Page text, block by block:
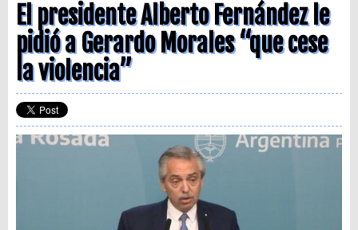
El presidente Alberto Fernández le
pidió a Gerardo Morales “que cese
la violencia”